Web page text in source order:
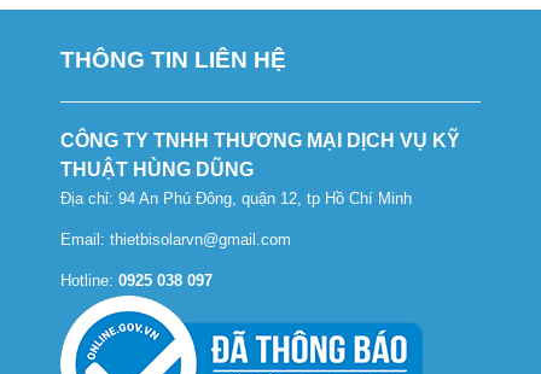
THÔNG TIN LIÊN HỆ
CÔNG TY TNHH THƯƠNG MẠI DỊCH VỤ KỸ
THUẬT HÙNG DŨNG
Địa chỉ: 94 An Phú Đông, quận 12, tp Hồ Chí Minh
Email: thietbisolarvn@gmail.com
Hotline: 0925 038 097